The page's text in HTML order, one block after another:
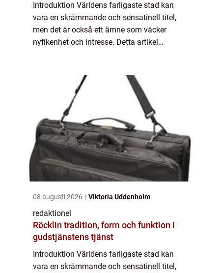
Introduktion Världens farligaste stad kan
vara en skrämmande och sensatinell titel,
men det är också ett ämne som väcker
nyfikenhet och intresse. Detta artikel
08 augusti 2026 Viktoria Uddenholm
redaktionel
Röcklin tradition, form och funktion i
gudstjänstens tjänst
Introduktion Världens farligaste stad kan
vara en skrämmande och sensatinell titel,